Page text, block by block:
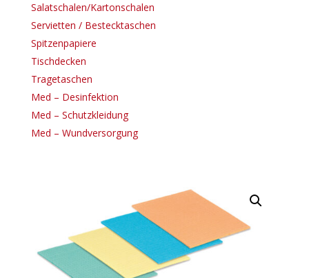
Salatschalen/Kartonschalen
Servietten / Bestecktaschen
Spitzenpapiere
Tischdecken
Tragetaschen
Med – Desinfektion
Med – Schutzkleidung
Med – Wundversorgung